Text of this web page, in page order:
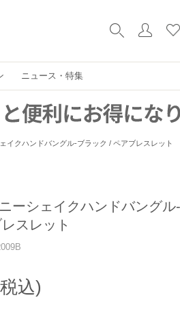
ニュース・特集
イクハンドバングル-ブラック / ペアブレスレット
ーシェイクハンドバングル
スレット